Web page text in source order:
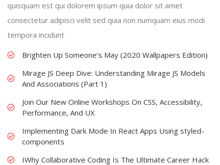
quisquam est qui dolorem ipsum quia dolor sit amet
consectetur adipisci velit sed quia non numquam eius modi
tempora incidunt
Brighten Up Someone’s May (2020 Wallpapers Edition)
Mirage JS Deep Dive: Understanding Mirage JS Models
And Associations (Part 1)
Join Our New Online Workshops On CSS, Accessibility,
Performance, And UX
Implementing Dark Mode In React Apps Using styled-
components
IWhy Collaborative Coding Is The Ultimate Career Hack